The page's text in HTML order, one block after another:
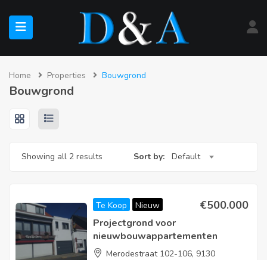
(Te Koop)
Home Properties Bouwgrond
Bouwgrond
Showing all 2 results Sort by: Default
Te Koop Nieuw €500.000
Projectgrond voor
nieuwbouwappartementen
Merodestraat 102-106, 9130